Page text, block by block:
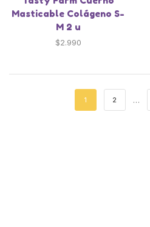
Masticable Colágeno S-
M 2 u
$2.990
1 2 …